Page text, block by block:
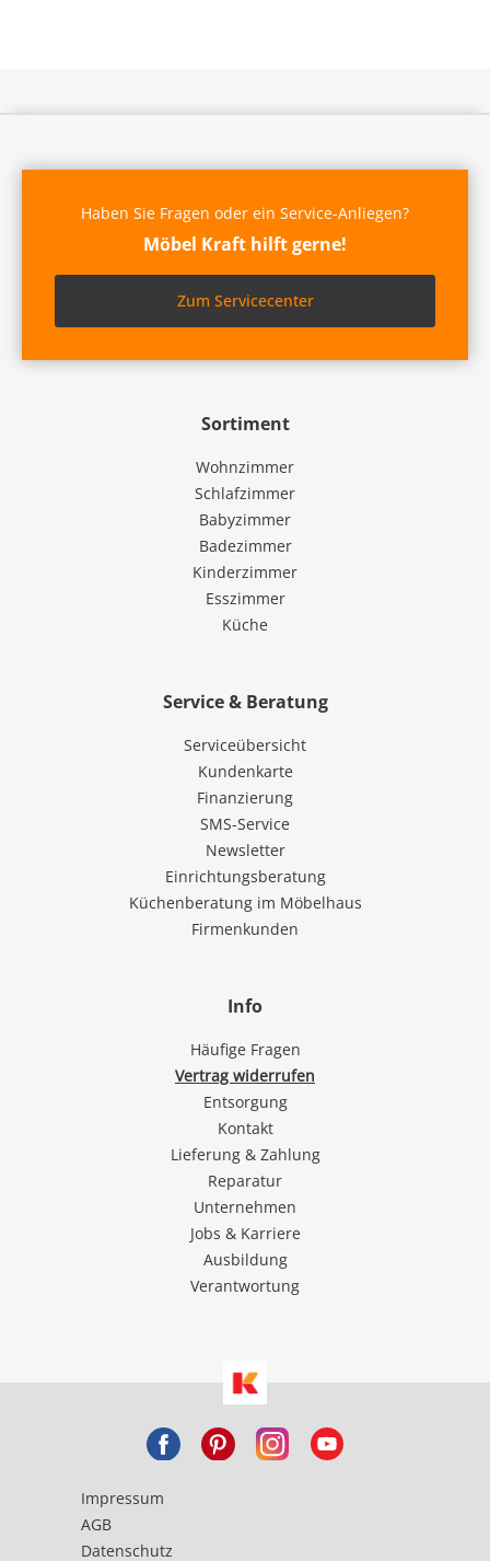
Sortiment
Wohnzimmer
Schlafzimmer
Babyzimmer
Badezimmer
Kinderzimmer
Esszimmer
Küche
Service & Beratung
Serviceübersicht
Kundenkarte
Finanzierung
SMS-Service
Newsletter
Einrichtungsberatung
Küchenberatung im Möbelhaus
Firmenkunden
Info
Häufige Fragen
Vertrag widerrufen
Entsorgung
Kontakt
Lieferung & Zahlung
Reparatur
Unternehmen
Jobs & Karriere
Ausbildung
Verantwortung
Haben Sie Fragen oder ein Service-Anliegen?
Möbel Kraft hilft gerne!
Zum Servicecenter
Impressum
AGB
Datenschutz